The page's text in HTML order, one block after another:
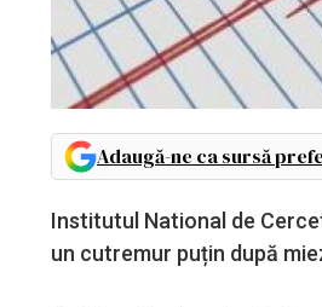
Adaugă-ne ca sursă
Institutul National de
un cutremur puțin după